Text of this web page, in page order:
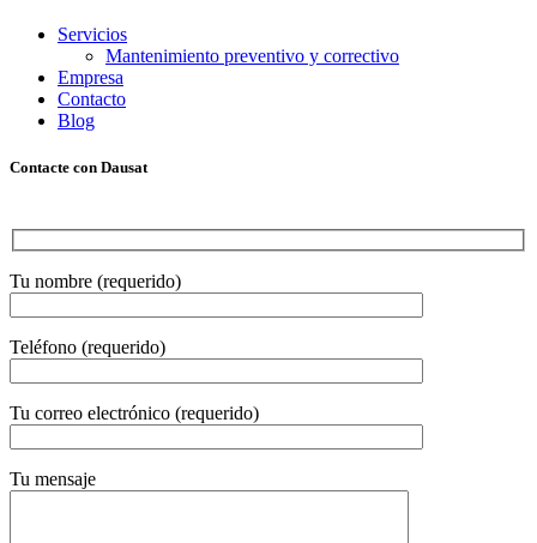
Servicios
Mantenimiento preventivo y correctivo
Empresa
Contacto
Blog
Contacte con Dausat
Tu nombre (requerido)
Teléfono (requerido)
Tu correo electrónico (requerido)
Tu mensaje